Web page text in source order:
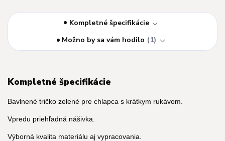
Kompletné špecifikácie
Možno by sa vám hodilo
1
Kompletné špecifikácie
Bavlnené tričko zelené pre chlapca s krátkym rukávom.
Vpredu priehľadná nášivka.
Výborná kvalita materiálu aj vypracovania.